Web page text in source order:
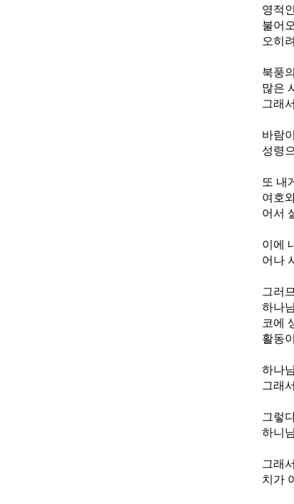
영적
불어
오히
북풍
많은
그래
바람
성령
또 내
여호
어서
이에
어나
그러
하나
코에
활동
하나
그래
그렇
하니
그래
치가